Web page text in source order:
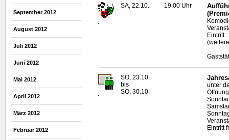
September 2012
August 2012
Juli 2012
Juni 2012
Mai 2012
April 2012
März 2012
Februar 2012
SA, 22.10. 19.00 Uhr
Eintritt
.
SO, 23.10.
bis
SO, 30.10.
unter
Eintritt